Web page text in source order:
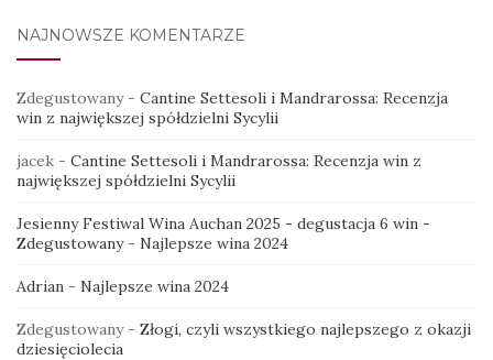
NAJNOWSZE KOMENTARZE
Zdegustowany- Cantine Settesoli i Mandrarossa: Recenzja
win z największej spółdzielni Sycylii
jacek - Cantine Settesoli i Mandrarossa: Recenzja win z
największej spółdzielni Sycylii
Jesienny Festiwal Wina Auchan 2025 - degustacja 6 win -
Zdegustowany- Najlepsze wina 2024
Adrian - Najlepsze wina 2024
Zdegustowany- Złogi, czyli wszystkiego najlepszego z okazji
dziesięciolecia